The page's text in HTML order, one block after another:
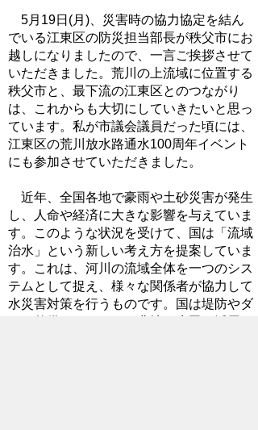
5月19日(月)、災害時の協力協定を結ん
でいる江東区の防災担当部長が秩父市にお
越しになりましたので、一言ご挨拶させて
いただきました。荒川の上流域に位置する
秩父市と、最下流の江東区とのつながり
は、これからも大切にしていきたいと思っ
ています。私が市議会議員だった頃には、
江東区の荒川放水路通水100周年イベント
にも参加させていただきました。
近年、全国各地で豪雨や土砂災害が発生
し、人命や経済に大きな影響を与えていま
す。このような状況を受けて、国は「流域
治水」という新しい考え方を提案していま
す。これは、河川の流域全体を一つのシス
テムとして捉え、様々な関係者が協力して
水災害対策を行うものです。国は堤防やダ